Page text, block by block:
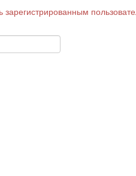
зарегистрированным